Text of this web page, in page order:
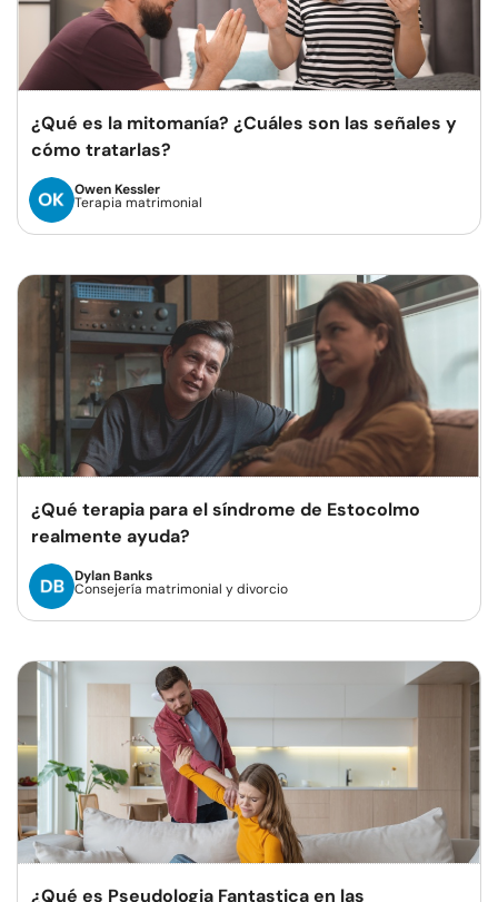
¿Qué es la mitomanía? ¿Cuáles son las señales y
cómo tratarlas?
Owen Kessler
Terapia matrimonial
¿Qué terapia para el síndrome de Estocolmo
realmente ayuda?
Dylan Banks
Consejería matrimonial y divorcio
¿Qué es Pseudologia Fantastica en las